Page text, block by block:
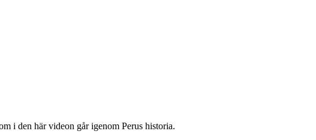
i den här videon går igenom Perus historia.